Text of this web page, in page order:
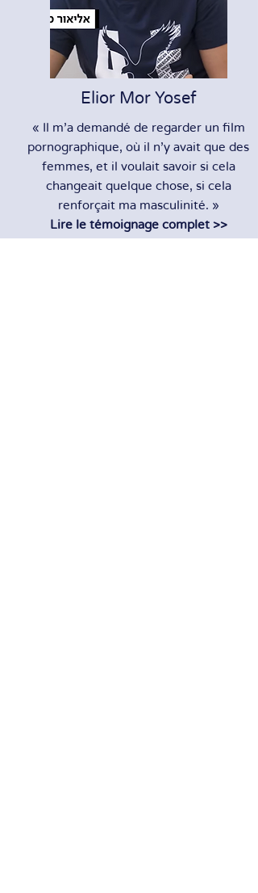
Elior Mor Yosef
« Il m’a demandé de regarder un film
pornographique, où il n’y avait que des
femmes, et il voulait savoir si cela
changeait quelque chose, si cela
renforçait ma masculinité. »
Lire le témoignage complet >>